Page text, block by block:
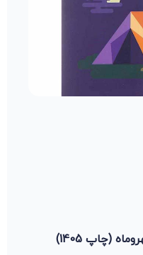
(چاپ 1405)